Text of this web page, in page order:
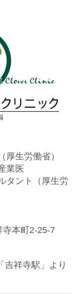
厚生労働省）
業医
タント（厚生労
寺本町2-25-7
吉祥寺駅」より